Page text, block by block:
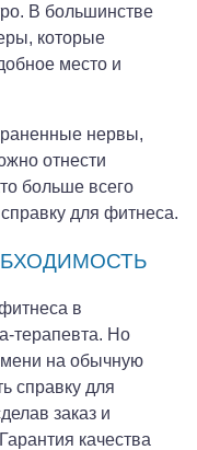
В большинстве
которые
место и
нервы,
отнести
больше всего
для фитнеса.
в
терапевта. Но
на обычную
справку для
заказ и
качества